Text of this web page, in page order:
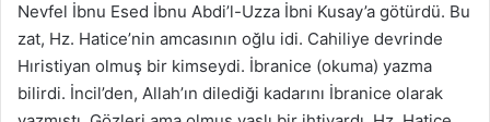
Nevfel İbnu Esed İbnu Abdi’l-Uzza İbni Kusay’a götürdü. Bu
zat, Hz. Hatice’nin amcasının oğlu idi. Cahiliye devrinde
Hıristiyan olmuş bir kimseydi. İbranice (okuma) yazma
bilirdi. İncil’den, Allah’ın dilediği kadarını İbranice olarak